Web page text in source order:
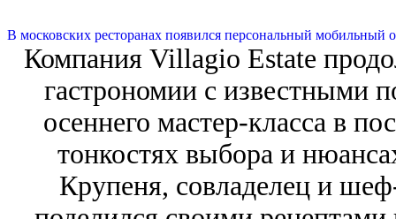
В московских ресторанах появился персональный мобильный
Компания Villagio Estate
гастрономии с известными
осеннего мастер-класса в
тонкостях выбора и
Крупеня, совладелец и